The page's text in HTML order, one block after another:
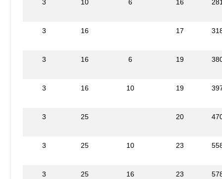
3 10 6 16
3 16 17
3 16 6 19
3 16 10 19
3 25 20
3 25 10 23
3 25 16 23